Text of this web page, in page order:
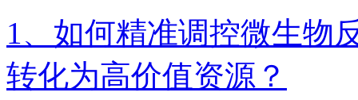
1、如何精准调控微生物
转化为高价值资源？